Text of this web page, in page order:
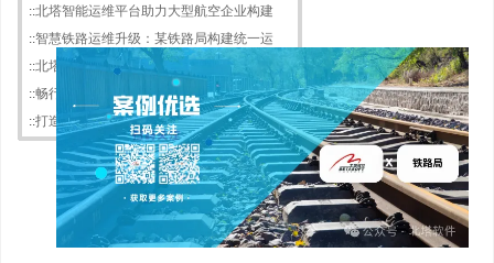
::北塔智能运维平台助力大型航空企业构建
::智慧铁路运维升级：某铁路局构建统一运
::北塔软件助力某港口构建智能运维管理体
::畅行无阻，北塔软件智能运维打造高速公
::打造智慧交通运维“大后方”，数据“大